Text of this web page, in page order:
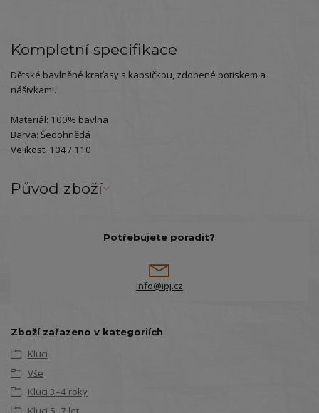
Kompletní specifikace
Dětské bavlněné kraťasy s kapsičkou, zdobené potiskem a
nášivkami.
Materiál: 100% bavlna
Barva: Šedohnědá
Velikost: 104 / 110
Původ zboží
Potřebujete poradit?
info@ipj.cz
Zboží zařazeno v kategoriích
Kluci
Vše
Kluci 3–4 roky